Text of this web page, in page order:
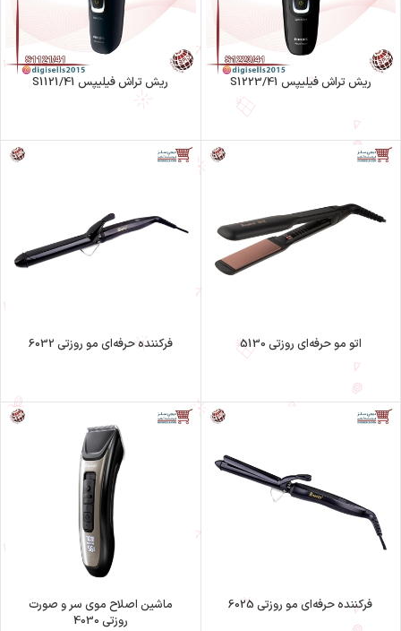
ریش تراش فیلیپس S1223/41 ریش تراش فیلیپس S1121/41
اتو مو حرفه‌ای روزتی 5130 فرکننده حرفه‌ای مو روزتی 6032
فرکننده حرفه‌ای مو روزتی 6025
ماشین اصلاح موی سر و صورت
روزتی 4030